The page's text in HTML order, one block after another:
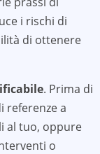
i rischi di
di ottenere
. Prima di
referenze a
al tuo, oppure
o